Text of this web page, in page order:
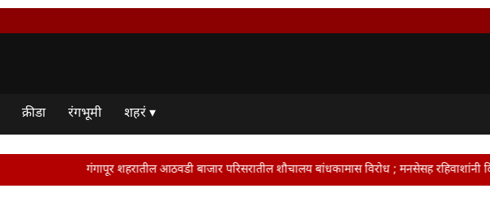
क्रीडा रंगभूमी शहरं ▾
गंगापूर शहरातील आठवडी बाजार परिसरातील शौचालय बांधकामास विरोध ; मनसेसह रहिवाशांनी दिला आंदोलनाचा